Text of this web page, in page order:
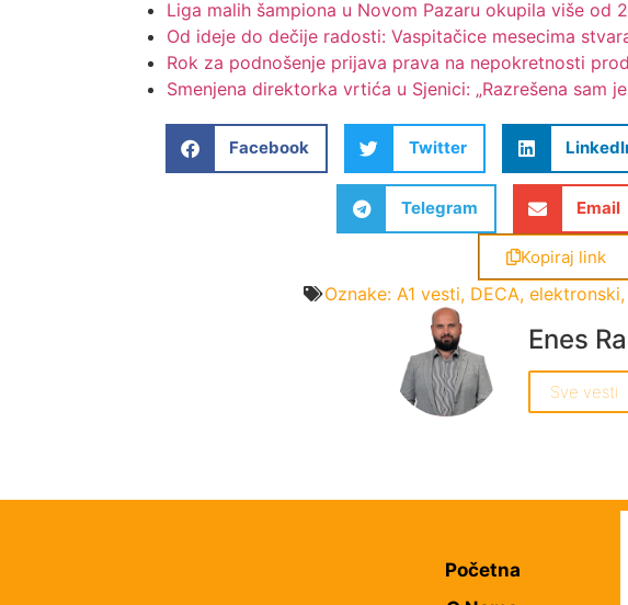
Liga malih šampiona u Novom Pazaru okupila više od
Od ideje do dečije radosti: Vaspitačice mesecima
Rok za podnošenje prijava prava na nepokretnosti
Smenjena direktorka vrtića u Sjenici: „Razrešena sam
Facebook Twitter
Telegram Email
Kopiraj link
Oznake: A1 vesti, DECA,elektronski,
Enes
Sve vesti
Početna